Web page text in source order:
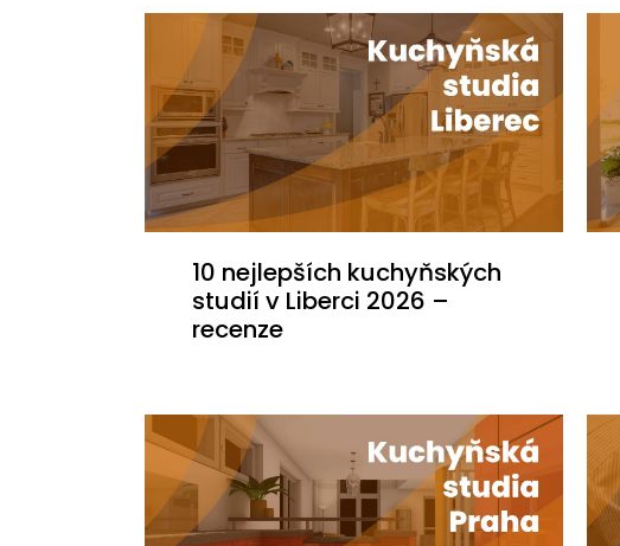
10 nejlepších kuchyňských
studií v Liberci 2026 –
recenze